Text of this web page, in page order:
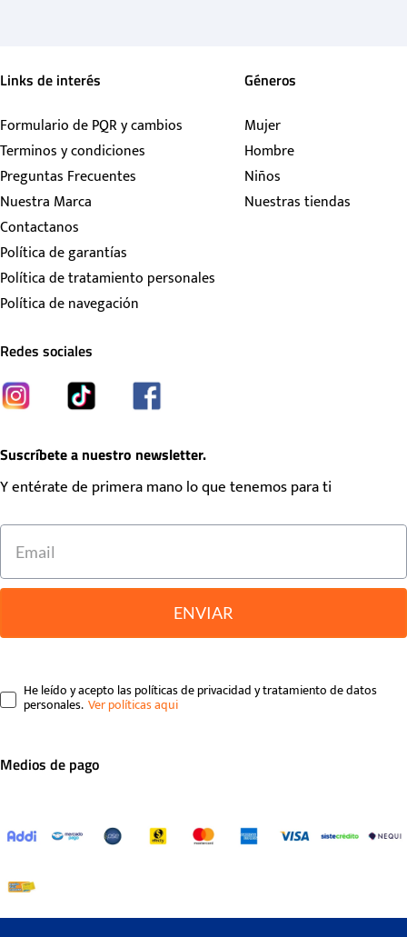
Links de interés
Formulario de PQR y cambios
Terminos y condiciones
Preguntas Frecuentes
Nuestra Marca
Contactanos
Política de garantías
Política de tratamiento personales
Política de navegación
Géneros
Mujer
Hombre
Niños
Nuestras tiendas
Redes sociales
Suscríbete a nuestro newsletter.
Y entérate de primera mano lo que tenemos para ti
ENVIAR
He leído y acepto las políticas de privacidad y tratamiento de datos
personales.
Medios de pago